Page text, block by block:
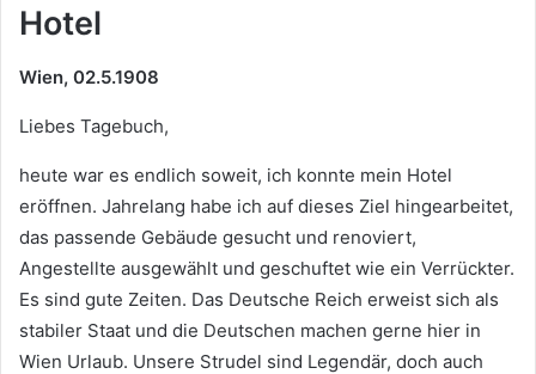
Hotel
Wien, 02.5.1908
Liebes Tagebuch,
heute war es endlich soweit, ich konnte mein Hotel
eröffnen. Jahrelang habe ich auf dieses Ziel hingearbeitet,
das passende Gebäude gesucht und renoviert,
Angestellte ausgewählt und geschuftet wie ein Verrückter.
Es sind gute Zeiten. Das Deutsche Reich erweist sich als
stabiler Staat und die Deutschen machen gerne hier in
Wien Urlaub. Unsere Strudel sind Legendär, doch auch